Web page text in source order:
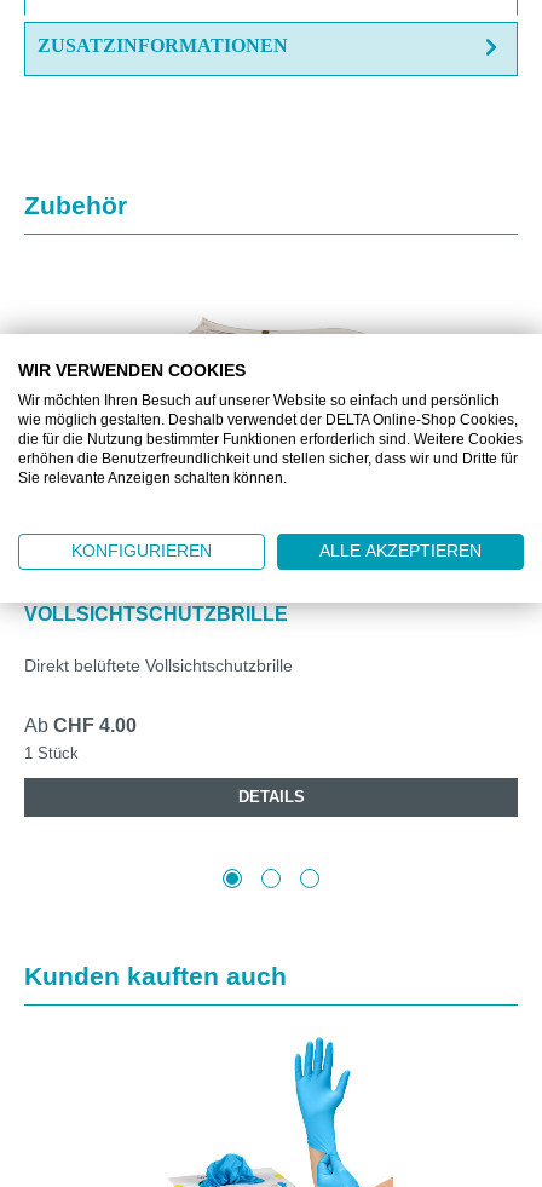
ZUSATZINFORMATIONEN
Produktgalerie überspringen
Zubehör
AS3-ARTI500TRTR-000
VOLLSICHTSCHUTZBRILLE
Direkt belüftete Vollsichtschutzbrille
Ab CHF 4.00
1 Stück
DETAILS
Produktgalerie überspringen
Kunden kauften auch
WIR VERWENDEN COOKIES
Wir möchten Ihren Besuch auf unserer Website so einfach und persönlich
wie möglich gestalten. Deshalb verwendet der DELTA Online-Shop Cookies,
die für die Nutzung bestimmter Funktionen erforderlich sind. Weitere Cookies
erhöhen die Benutzerfreundlichkeit und stellen sicher, dass wir und Dritte für
Sie relevante Anzeigen schalten können.
KONFIGURIEREN ALLE AKZEPTIEREN